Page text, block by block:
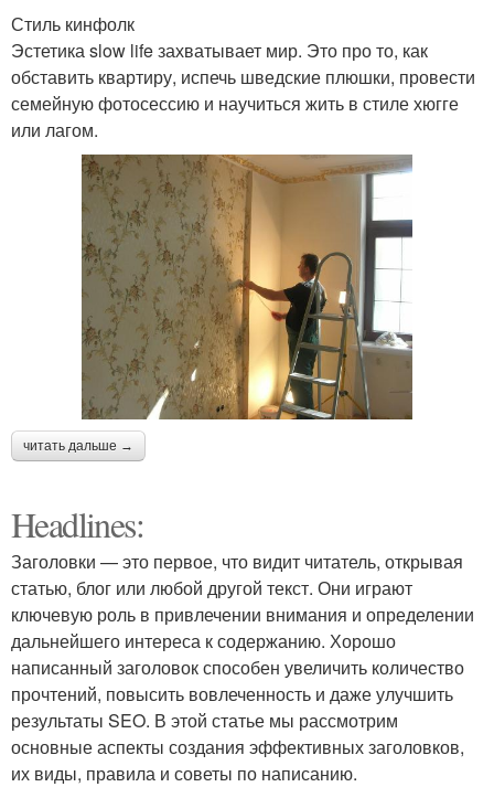
Стиль кинфолк
Эстетика slow life захватывает мир. Это про то, как
обставить квартиру, испечь шведские плюшки, провести
семейную фотосессию и научиться жить в стиле хюгге
или лагом.
читать дальше →
Headlines:
Заголовки — это первое, что видит читатель, открывая
статью, блог или любой другой текст. Они играют
ключевую роль в привлечении внимания и определении
дальнейшего интереса к содержанию. Хорошо
написанный заголовок способен увеличить количество
прочтений, повысить вовлеченность и даже улучшить
результаты SEO. В этой статье мы рассмотрим
основные аспекты создания эффективных заголовков,
их виды, правила и советы по написанию.